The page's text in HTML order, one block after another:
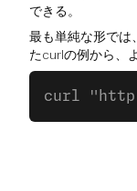
できる。
最も単純な形では
たcurlの例から、
curl